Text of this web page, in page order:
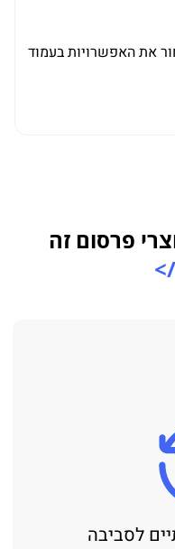
את האפשרויות בעמוד
פרסום זה
לסביבה